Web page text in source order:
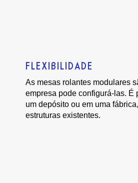
FLEXIBILIDADE
As mesas rolantes modulares
empresa pode configurá-las.
um depósito ou em uma
estruturas existentes.